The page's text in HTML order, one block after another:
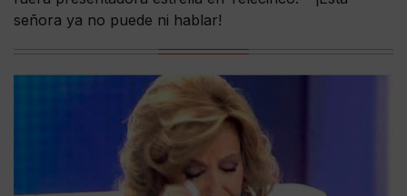
señora ya no puede ni hablar!